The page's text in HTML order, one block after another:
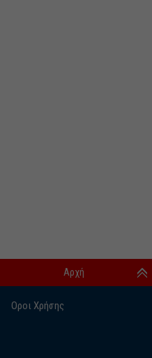
Οροι Χρήσης
Αρχή